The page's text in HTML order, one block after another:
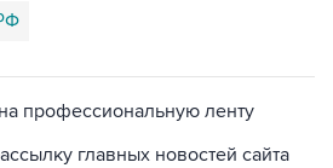
профессиональную ленту
главных новостей сайта